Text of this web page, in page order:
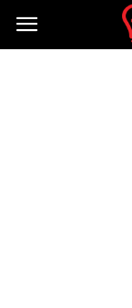
Akcez.pl